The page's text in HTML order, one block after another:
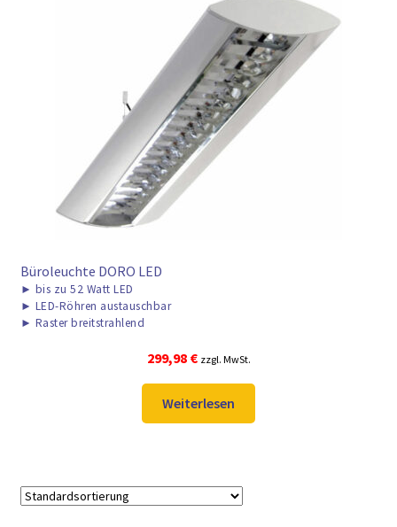
Büroleuchte DORO LED
► bis zu 52 Watt LED
► LED-Röhren austauschbar
► Raster breitstrahlend
299,98 € zzgl. MwSt.
Weiterlesen